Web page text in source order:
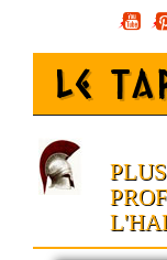
Le
PLUS